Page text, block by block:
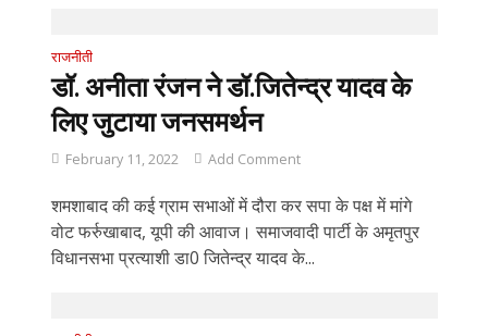
राजनीती
डॉ. अनीता रंजन ने डॉ.जितेन्द्र यादव के
लिए जुटाया जनसमर्थन
February 11, 2022 Add Comment
शमशाबाद की कई ग्राम सभाओं में दौरा कर सपा के पक्ष में मांगे
वोट फर्रुखाबाद, यूपी की आवाज। समाजवादी पार्टी के अमृतपुर
विधानसभा प्रत्याशी डा0 जितेन्द्र यादव के...